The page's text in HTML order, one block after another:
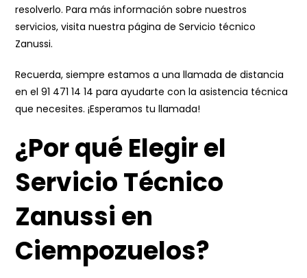
resolverlo. Para más información sobre nuestros
servicios, visita nuestra página deServicio técnico
Zanussi.
Recuerda, siempre estamos a una llamada de distancia
en el91 471 14 14 para ayudarte con la asistencia técnica
que necesites. ¡Esperamos tu llamada!
¿Por qué Elegir el
Servicio Técnico
Zanussi en
Ciempozuelos?